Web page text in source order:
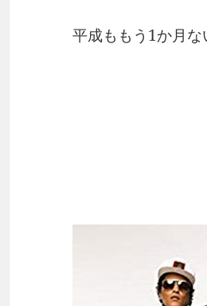
平成ももう1か月な